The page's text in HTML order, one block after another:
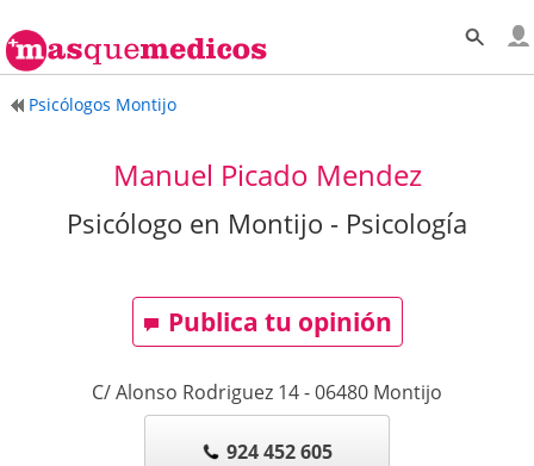
Psicólogos Montijo
Manuel Picado Mendez
Psicólogo en Montijo - Psicología
Publica tu opinión
C/ Alonso Rodriguez 14-06480 Montijo
924 452 605